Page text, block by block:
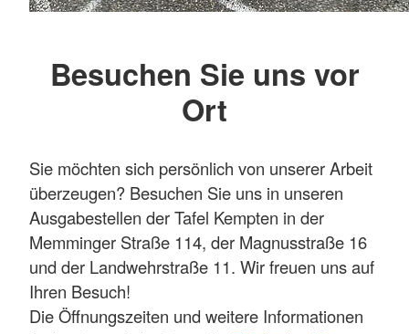
Besuchen Sie uns vor
Ort
Sie möchten sich persönlich von unserer Arbeit
überzeugen? Besuchen Sie uns in unseren
Ausgabestellen der Tafel Kempten in der
Memminger Straße 114, der Magnusstraße 16
und der Landwehrstraße 11. Wir freuen uns auf
Ihren Besuch!
Die Öffnungszeiten und weitere Informationen